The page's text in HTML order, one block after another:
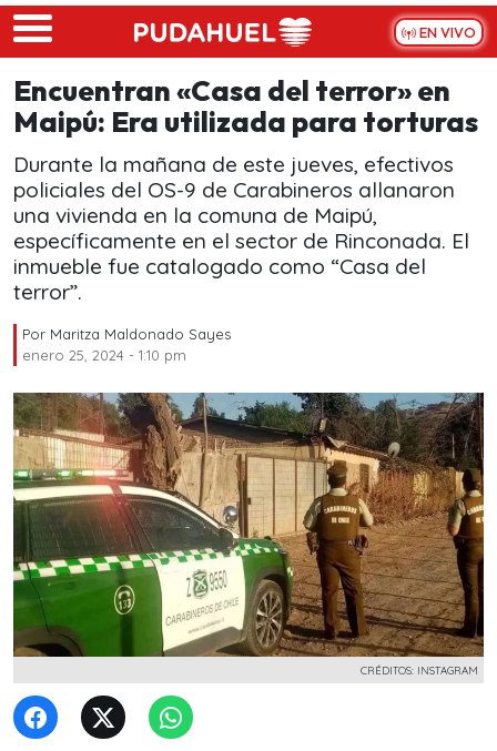
Skip to main content
EN VIVO
Encuentran «Casa del terror» en
Maipú: Era utilizada para torturas
Durante la mañana de este jueves, efectivos
policiales del OS-9 de Carabineros allanaron
una vivienda en la comuna de Maipú,
específicamente en el sector de Rinconada. El
inmueble fue catalogado como “Casa del
terror”.
Por Maritza Maldonado Sayes
enero 25, 2024 - 1:10 pm
CRÉDITOS: INSTAGRAM